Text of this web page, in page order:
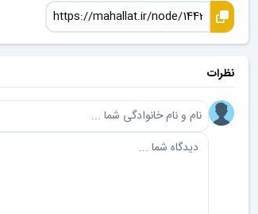
نظرات